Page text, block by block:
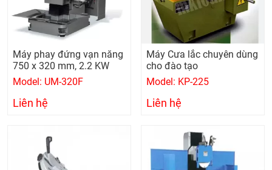
Máy phay đứng vạn năng
750 x 320 mm, 2.2 KW
Model: UM-320F
Liên hệ
Máy Cưa lắc chuyên dùng
cho đào tạo
Model: KP-225
Liên hệ